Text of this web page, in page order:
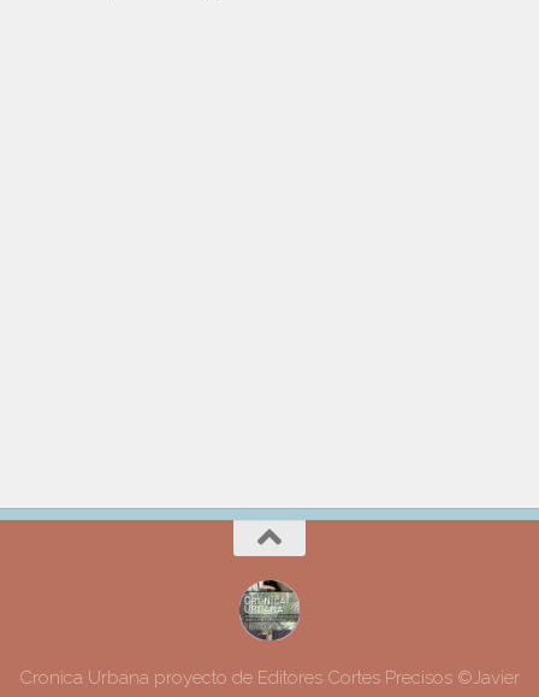
Cronica Urbana proyecto de Editores Cortes Precisos ©Javier